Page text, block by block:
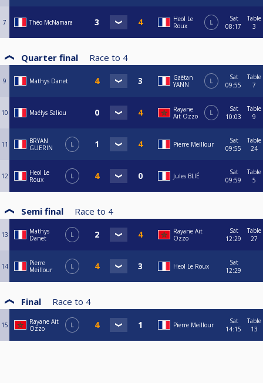
7 Théo McNamara
Heol Le
Roux
L
Sat
08:17
Table
3
Quarter final Race to 4
9 Mathys Danet
Gaëtan
YANN
L
Sat
09:55
Table
7
10 Maélys Saliou
Rayane
Ait Ozzo
L
Sat
10:03
Table
9
11
BRYAN
GUERIN
L Pierre Meillour
Sat
09:55
Table
24
12
Heol Le
Roux
L Jules BLIÉ
Sat
09:59
Table
5
Semi final Race to 4
13
Mathys
Danet
L
Rayane Ait
Ozzo
Sat
12:29
Table
27
14
Pierre
Meillour
L Heol Le Roux
Sat
12:29
Final Race to 4
15
Rayane Ait
Ozzo
L Pierre Meillour
Sat
14:15
Table
13